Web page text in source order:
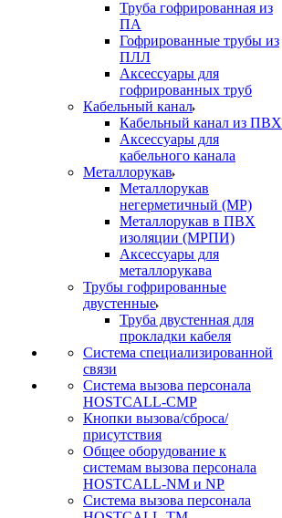
Труба гофрированная из
ПА
Гофрированные трубы из
ПЛЛ
Аксессуары для
гофрированных труб
Кабельный канал
Кабельный канал из ПВХ
Аксессуары для
кабельного канала
Металлорукав
Металлорукав
негерметичный (МР)
Металлорукав в ПВХ
изоляции (МРПИ)
Аксессуары для
металлорукава
Трубы гофрированные
двустенные
Труба двустенная для
прокладки кабеля
Система специализированной
связи
Cистема вызова персонала
HOSTCALL-CMP
Кнопки вызова/сброса/
присутствия
Общее оборудование к
системам вызова персонала
HOSTCALL-NM и NP
Система вызова персонала